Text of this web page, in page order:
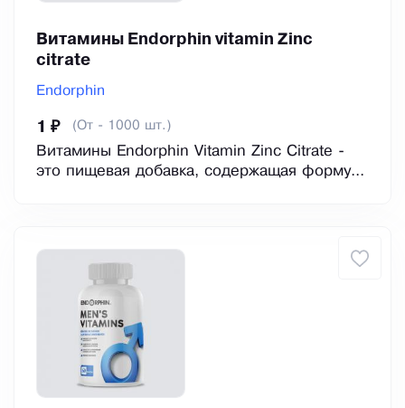
Витамины Endorphin vitamin Zinc
citrate
Endorphin
1 ₽ (От - 1000 шт.)
Витамины Endorphin Vitamin Zinc Citrate -
это пищевая добавка, содержащая форму...